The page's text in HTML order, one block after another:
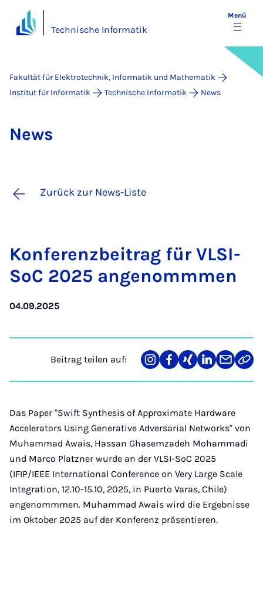
Technische Informatik
Menü
Fakultät für Elektrotechnik, Informatik und Mathematik
Institut für Informatik
Technische Informatik News
News
Zurück zur News-Liste
Kon­­fe­renz­­bei­­trag für VL­SI-
SoC 2025 an­ge­nomm­men
04.09.2025
Beitrag teilen auf:
Teilen
auf
Teilen
auf
Teilen
auf
Teilen
auf
Teilen
über
Link
Das Paper "Swift Synthesis of Approximate Hardware
Accelerators Using Generative Adversarial Networks" von
Muhammad Awais, Hassan Ghasemzadeh Mohammadi
und Marco Platzner wurde an der VLSI-SoC 2025
(IFIP/IEEE International Conference on Very Large Scale
Integration, 12.10-15.10, 2025, in Puerto Varas, Chile)
angenommmen. Muhammad Awais wird die Ergebnisse
im Oktober 2025 auf der Konferenz präsentieren.